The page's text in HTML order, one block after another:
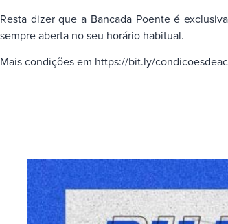
Resta dizer que a Bancada Poente é
sempre aberta no seu horário habitual.
Mais condições em https://bit.ly/